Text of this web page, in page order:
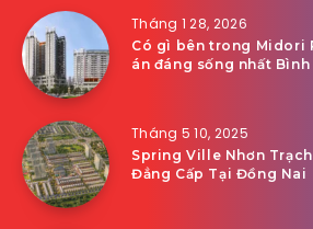
Tháng 1 28, 2026
Có gì bên trong Midori
án đáng sống nhất Bình
Tháng 5 10, 2025
Spring Ville Nhơn
Đẳng Cấp Tại Đồng Nai